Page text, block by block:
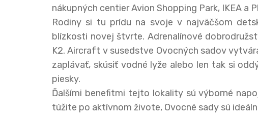
nákupných centier Avion Shopping Park, IKEA a
Rodiny si tu prídu na svoje v najväčšom
blízkosti novej štvrte. Adrenalínové
K2. Aircraft v susedstve Ovocných sadov
zaplávať, skúsiť vodné lyže alebo len tak si
piesky.
Ďalšími benefitmi tejto lokality sú výborné
túžite po aktívnom živote, Ovocné sady sú